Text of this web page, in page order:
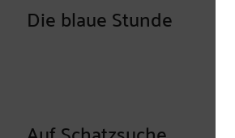
Die blaue Stunde